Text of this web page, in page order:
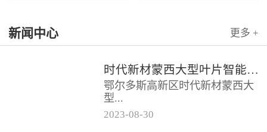
新闻中心 更多 +
时代新材蒙西大型叶片智能制造基地项目开工
鄂尔多斯高新区时代新材蒙西大
型...
2023-08-30